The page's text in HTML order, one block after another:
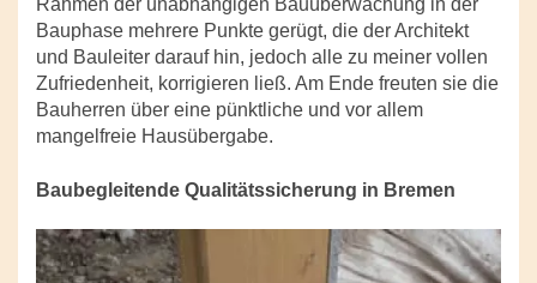
Rahmen der unabhängigen Bauüberwachung in der
Bauphase mehrere Punkte gerügt, die der Architekt
und Bauleiter darauf hin, jedoch alle zu meiner vollen
Zufriedenheit, korrigieren ließ. Am Ende freuten sie die
Bauherren über eine pünktliche und vor allem
mangelfreie Hausübergabe.
Baubegleitende Qualitätssicherung in Bremen